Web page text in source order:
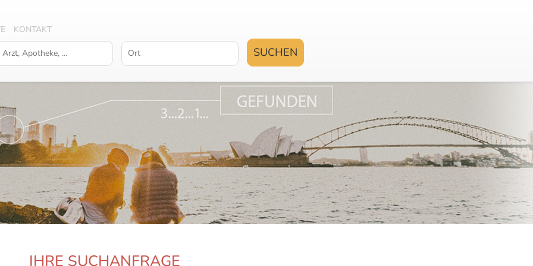
KONTAKT
IHRE SUCHANFRAGE